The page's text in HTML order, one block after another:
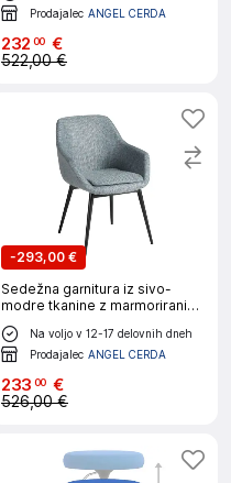
Prodajalec ANGEL CERDA
232 00 €
522,00 €
-293,00 €
Sedežna garnitura iz sivo-
modre tkanine z marmoriranim
vzorcem
Na voljo v 12-17 delovnih dneh
Prodajalec ANGEL CERDA
233 00 €
526,00 €